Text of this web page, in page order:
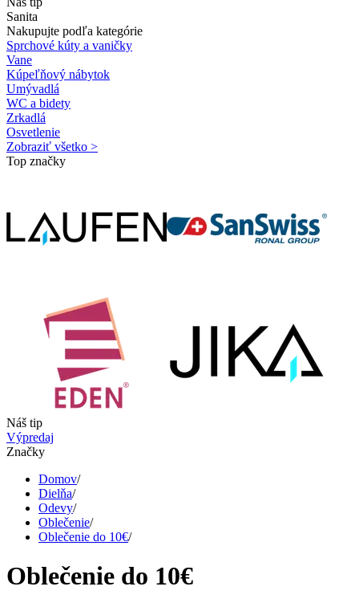
Sanita
Nakupujte podľa kategórie
Sprchové kúty a vaničky
Vane
Kúpeľňový nábytok
Umývadlá
WC a bidety
Zrkadlá
Osvetlenie
Zobraziť všetko >
Top značky
Náš tip
Výpredaj
Značky
Domov/
Dielňa/
Odevy/
Oblečenie/
Oblečenie do 10€/
Oblečenie do 10€